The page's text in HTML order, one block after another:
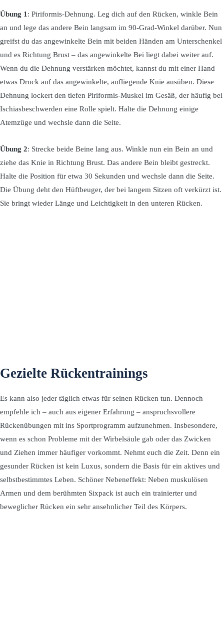
Übung 1 : Piriformis-Dehnung. Leg dich auf den Rücken, winkle Bein
an und lege das andere Bein langsam im 90-Grad-Winkel darüber. Nun
greifst du das angewinkelte Bein mit beiden Händen am Unterschenkel
und es Richtung Brust – das angewinkelte Bei liegt dabei weiter auf.
Wenn du die Dehnung verstärken möchtet, kannst du mit einer Hand
etwas Druck auf das angewinkelte, aufliegende Knie ausüben. Diese
Dehnung lockert den tiefen Piriformis-Muskel im Gesäß, der häufig bei
Ischiasbeschwerden eine Rolle spielt. Halte die Dehnung einige
Atemzüge und wechsle dann die Seite.
Übung 2: Strecke beide Beine lang aus. Winkle nun ein Bein an und
ziehe das Knie in Richtung Brust. Das andere Bein bleibt gestreckt.
Halte die Position für etwa 30 Sekunden und wechsle dann die Seite.
Die Übung deht den Hüftbeuger, der bei langem Sitzen oft verkürzt ist.
Sie bringt wieder Länge und Leichtigkeit in den unteren Rücken.
Gezielte Rückentrainings
Es kann also jeder täglich etwas für seinen Rücken tun. Dennoch
empfehle ich – auch aus eigener Erfahrung – anspruchsvollere
Rückenübungen mit ins Sportprogramm aufzunehmen. Insbesondere,
wenn es schon Probleme mit der Wirbelsäule gab oder das Zwicken
und Ziehen immer häufiger vorkommt. Nehmt euch die Zeit. Denn ein
gesunder Rücken ist kein Luxus, sondern die Basis für ein aktives und
selbstbestimmtes Leben. Schöner Nebeneffekt: Neben muskulösen
Armen und dem berühmten Sixpack ist auch ein trainierter und
beweglicher Rücken ein sehr ansehnlicher Teil des Körpers.